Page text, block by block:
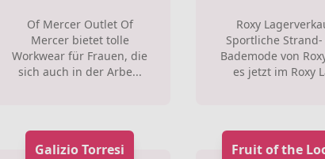
Of Mercer Outlet Of
Mercer bietet tolle
Workwear für Frauen, die
sich auch in der Arbe...
Roxy
Sportliche
Bademode von
es jetzt im Roxy
Galizio Torresi Fruit of the